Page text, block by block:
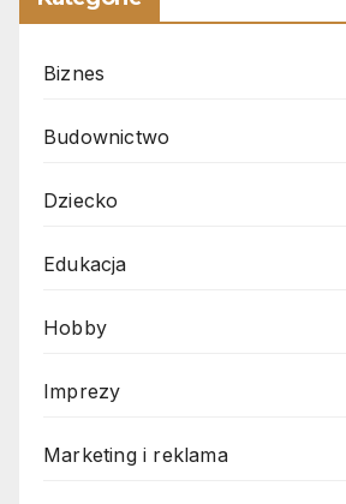
Biznes
Budownictwo
Dziecko
Edukacja
Hobby
Imprezy
Marketing i reklama